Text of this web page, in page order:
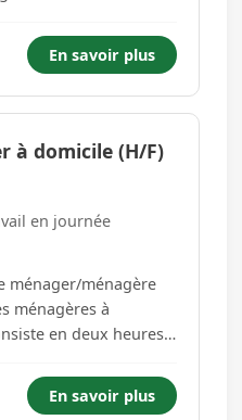
des plats. Vous
En savoir plus
à domicile (H/F)
en journée
ménager/ménagère
ménagères à
en deux heures
êtes intéressé(e),
votre
En savoir plus